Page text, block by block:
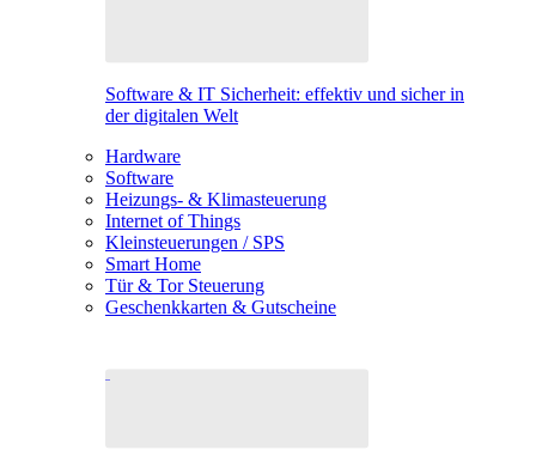
Software & IT Sicherheit: effektiv und sicher in
der digitalen Welt
Hardware
Software
Heizungs- & Klimasteuerung
Internet of Things
Kleinsteuerungen / SPS
Smart Home
Tür & Tor Steuerung
Geschenkkarten & Gutscheine